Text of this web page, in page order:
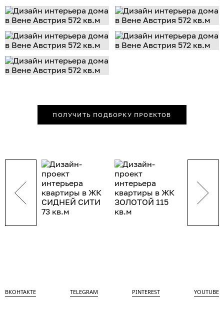
ПОЛУЧИТЬ ПОДБОРКУ ПРОЕКТОВ
ВКОНТАКТЕ TELEGRAM PINTEREST YOUTUBE